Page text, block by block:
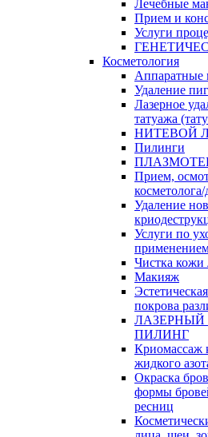
Лечебные
Прием и
Услуги
Косметология
Аппаратные
Удаление
Лазерное
татуажа
НИТЕВОЙ
Пилинги
Прием,
Удаление
Услуги по
Чистка кожи
Макияж
покрова
ПИЛИНГ
Криомассаж
жидкого
Окраска
формы
ресниц